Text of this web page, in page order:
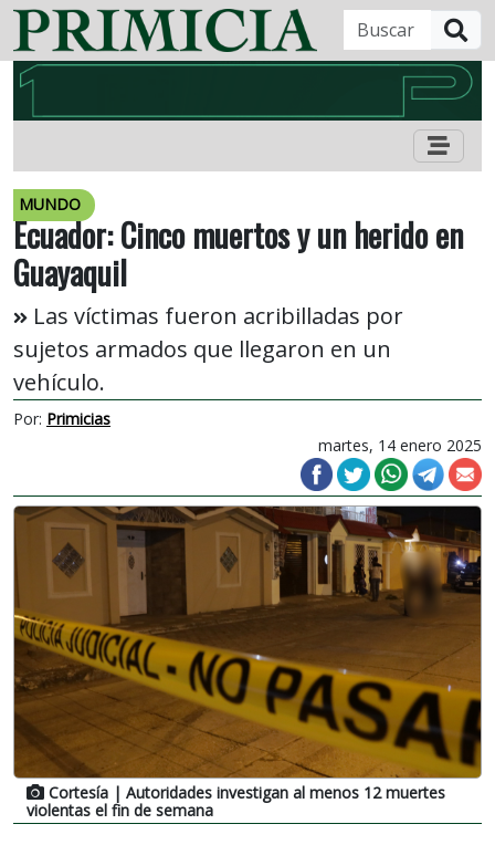
MUNDO
Ecuador: Cinco muertos y un herido en
Guayaquil
Las víctimas fueron acribilladas por
sujetos armados que llegaron en un
vehículo.
Por: Primicias
martes, 14 enero 2025
Cortesía | Autoridades investigan al menos 12 muertes
violentas el fin de semana